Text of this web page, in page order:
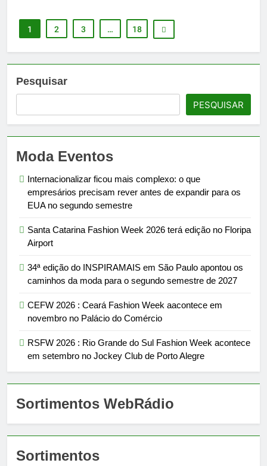
1 2 3 … 18
Pesquisar
PESQUISAR
Moda Eventos
Internacionalizar ficou mais complexo: o que
empresários precisam rever antes de expandir para os
EUA no segundo semestre
Santa Catarina Fashion Week 2026 terá edição no Floripa
Airport
34ª edição do INSPIRAMAIS em São Paulo apontou os
caminhos da moda para o segundo semestre de 2027
CEFW 2026 : Ceará Fashion Week aacontece em
novembro no Palácio do Comércio
RSFW 2026 : Rio Grande do Sul Fashion Week acontece
em setembro no Jockey Club de Porto Alegre
Sortimentos WebRádio
Sortimentos